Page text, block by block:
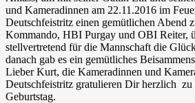
und Kameradinnen am 22.11.2016 im
Deutschfeistritz einen gemütlichen Abend
Kommando, HBI Purgay und OBI Reiter,
stellvertretend für die Mannschaft die
danach gab es ein gemütliches
Lieber Kurt, die Kameradinnen und
Deutschfeistritz gratulieren Dir herzlich zu
Geburtstag.